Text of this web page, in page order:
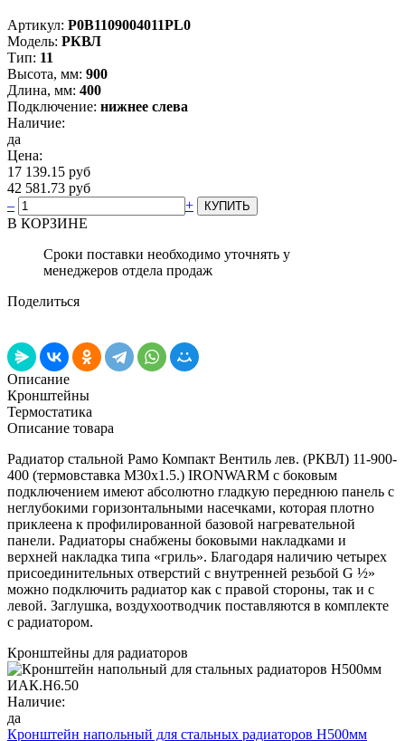
Артикул: Р0В1109004011PL0
Модель: РКВЛ
Тип: 11
Высота, мм: 900
Длина, мм: 400
Подключение: нижнее слева
Наличие:
да
Цена:
17 139.15 руб
42 581.73 руб
–
+
В КОРЗИНЕ
Сроки поставки необходимо уточнять у
менеджеров отдела продаж
Поделиться
Описание
Кронштейны
Термостатика
Описание товара
Радиатор стальной Рамо Компакт Вентиль лев. (РКВЛ) 11-900-
400 (термовставка М30х1.5.) IRONWARM с боковым
подключением имеют абсолютно гладкую переднюю панель с
неглубокими горизонтальными насечками, которая плотно
приклеена к профилированной базовой нагревательной
панели. Радиаторы снабжены боковыми накладками и
верхней накладка типа «гриль». Благодаря наличию четырех
присоединительных отверстий с внутренней резьбой G ½»
можно подключить радиатор как с правой стороны, так и с
левой. Заглушка, воздухоотводчик поставляются в комплекте
с радиатором.
Кронштейны для радиаторов
Наличие:
да
Кронштейн напольный для стальных радиаторов Н500мм